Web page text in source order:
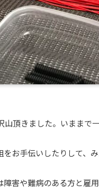
山頂きました。いままで
をお手伝いしたりして、
障害や難病のある方と雇